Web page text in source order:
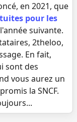
en 2021, que
pour les
suivante.
2theloo,
En fait,
sont des
vous aurez un
la SNCF.